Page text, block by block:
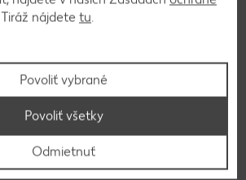
Pridáme paradajky, karí pastu a
tyčinkou a klinčekmi dáme
nájdete tu.
Povoliť vybrané
Odmietnuť
Povoliť všetky